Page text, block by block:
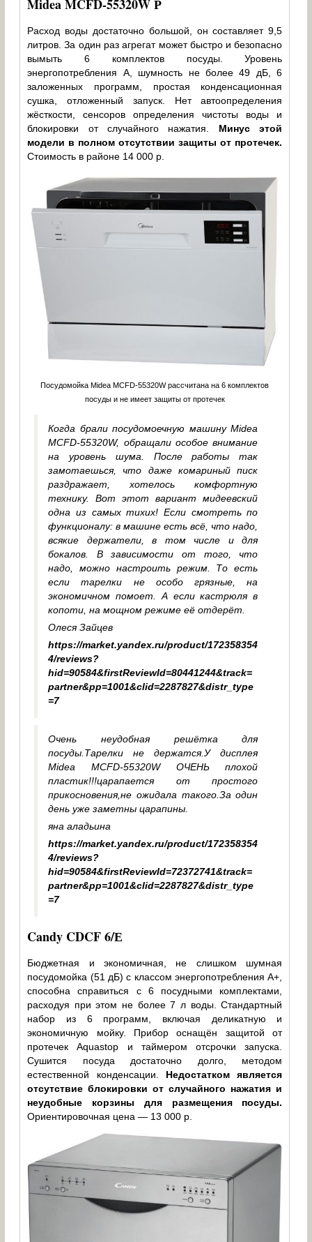
Midea MCFD-55320W Р
Расход воды достаточно большой, он составляет 9,5
литров. За один раз агрегат может быстро и безопасно
вымыть 6 комплектов посуды. Уровень
энергопотребления А, шумность не более 49 дБ, 6
заложенных программ, простая конденсационная
сушка, отложенный запуск. Нет автоопределения
жёсткости, сенсоров определения чистоты воды и
блокировки от случайного нажатия. Минус этой
модели в полном отсутствии защиты от протечек.
Стоимость в районе 14 000 р.
Посудомойка Midea MCFD-55320W рассчитана на 6 комплектов
посуды и не имеет защиты от протечек
Когда брали посудомоечную машину Midea
MCFD-55320W, обращали особое внимание
на уровень шума. После работы так
замотаешься, что даже комариный писк
раздражает, хотелось комфортную
технику. Вот этот вариант мидеевский
одна из самых тихих! Если смотреть по
функционалу: в машине есть всё, что надо,
всякие держатели, в том числе и для
бокалов. В зависимости от того, что
надо, можно настроить режим. То есть
если тарелки не особо грязные, на
экономичном помоет. А если кастрюля в
копоти, на мощном режиме её отдерёт.
Олеся Зайцев
https://market.yandex.ru/product/172358354
4/reviews?
hid=90584&firstReviewId=80441244&track=
partner&pp=1001&clid=2287827&distr_type
=7
Очень неудобная решётка для
посуды.Тарелки не держатся.У дисплея
Midea MCFD-55320W ОЧЕНЬ плохой
пластик!!!царапается от простого
прикосновения,не ожидала такого.За один
день уже заметны царапины.
яна аладьина
https://market.yandex.ru/product/172358354
4/reviews?
hid=90584&firstReviewId=72372741&track=
partner&pp=1001&clid=2287827&distr_type
=7
Candy CDCF 6/Е
Бюджетная и экономичная, не слишком шумная
посудомойка (51 дБ) с классом энергопотребления А+,
способна справиться с 6 посудными комплектами,
расходуя при этом не более 7 л воды. Стандартный
набор из 6 программ, включая деликатную и
экономичную мойку. Прибор оснащён защитой от
протечек Aquastop и таймером отсрочки запуска.
Сушится посуда достаточно долго, методом
естественной конденсации. Недостатком является
отсутствие блокировки от случайного нажатия и
неудобные корзины для размещения посуды.
Ориентировочная цена — 13 000 р.